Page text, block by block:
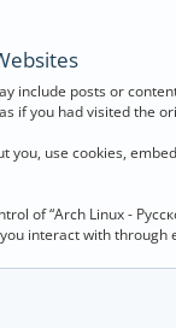
include posts or
if you had visited the
you, use cookies,
of “Arch Linux -
interact with through